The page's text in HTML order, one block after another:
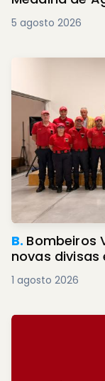
5 agosto 2026
B. Bombeiros
novas
1 agosto 2026